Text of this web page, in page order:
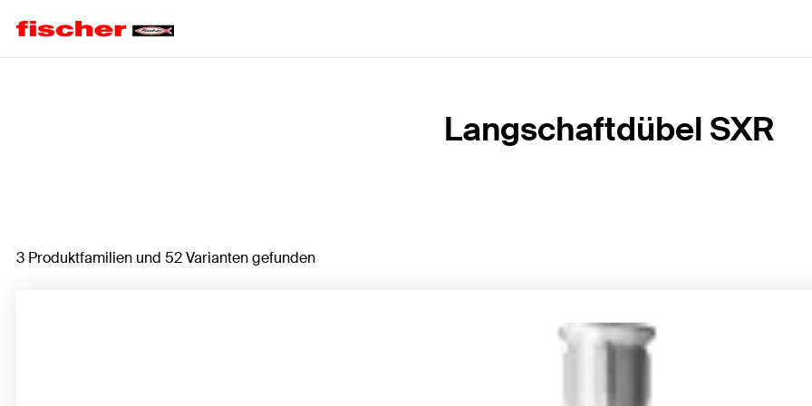
Langschaftdübel SXR
3 Produktfamilien und 52 Varianten gefunden